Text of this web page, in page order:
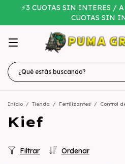
⚡3 CUOTAS SIN INTERES /
CUOTAS SIN
Inicio / Tienda / Fertilizantes / Control
Kief
Ordenar
Filtrar